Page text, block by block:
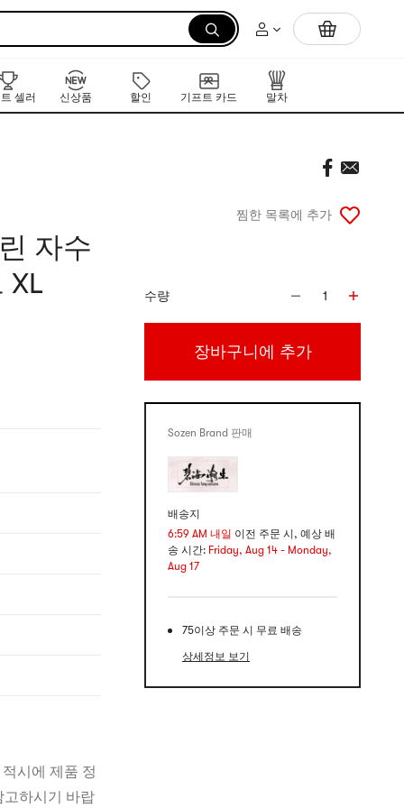
먼저 만나는 K-뷰티 신작 라인업
셀러
신상품 할인 기프트 카드 말차
자수
XL
시에 제품 정
고하시기 바랍
찜한 목록에 추가
수량 1
장바구니에 추가
Sozen Brand 판매
배송지
6:59 AM 내일 이전 주문 시, 예상 배
송 시간: Friday, Aug 14 - Monday,
Aug 17
75이상 주문 시 무료 배송
상세정보 보기